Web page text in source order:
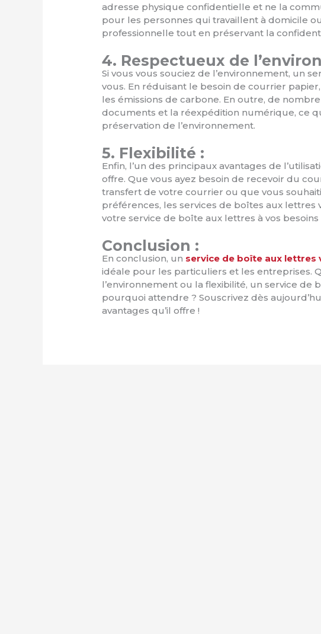
adresse physique confidentielle et ne la
pour les personnes qui travaillent à domicile
professionnelle tout en préservant la
4. Respectueux de
Si vous vous souciez de l’environnement, un
vous. En réduisant le besoin de courrier
les émissions de carbone. En outre, de
documents et la réexpédition numérique, ce
préservation de l’environnement.
5. Flexibilité :
Enfin, l’un des principaux avantages de
offre. Que vous ayez besoin de recevoir du
transfert de votre courrier ou que vous
préférences, les services de boîtes aux
votre service de boîte aux lettres à vos
Conclusion :
En conclusion, un service de boîte aux lettres
idéale pour les particuliers et les entreprises.
l’environnement ou la flexibilité, un service
pourquoi attendre ? Souscrivez dès
avantages qu’il offre !